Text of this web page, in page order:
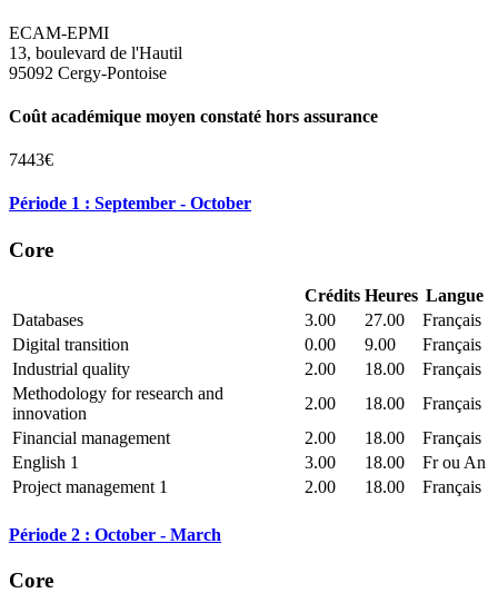
ECAM-EPMI
13, boulevard de l'Hautil
95092 Cergy-Pontoise
Coût académique moyen constaté hors assurance
7443€
Période 1 : September - October
Core
Crédits Heures Langue
Databases
3.00 27.00
Français
Digital transition
0.00 9.00
Français
Industrial quality
2.00 18.00
Français
Methodology for research and
innovation
2.00 18.00
Français
Financial management
2.00 18.00
Français
English 1
3.00 18.00
Fr ou An
Project management 1
2.00 18.00 Français
Période 2 : October - March
Core